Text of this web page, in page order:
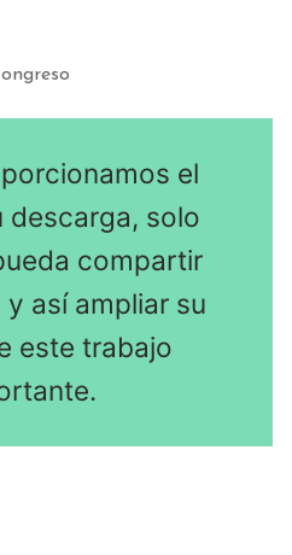
el
descarga, solo
compartir
así ampliar su
este trabajo